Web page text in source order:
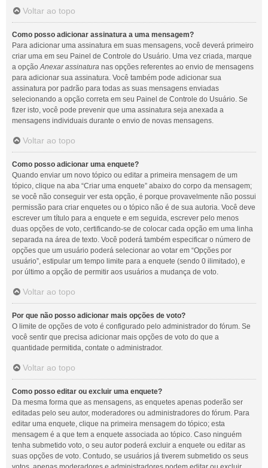
Voltar ao topo
Como posso adicionar assinatura a uma mensagem?
Para adicionar uma assinatura em suas mensagens, você deverá primeiro
criar uma em seu Painel de Controle do Usuário. Uma vez criada, marque
a opçãoAnexar assinatura nas opções referentes ao envio de mensagens
para adicionar sua assinatura. Você também pode adicionar sua
assinatura por padrão para todas as suas mensagens enviadas
selecionando a opção correta em seu Painel de Controle do Usuário. Se
fizer isto, você pode prevenir que uma assinatura seja anexada a
mensagens individuais durante o envio de novas mensagens.
Voltar ao topo
Como posso adicionar uma enquete?
Quando enviar um novo tópico ou editar a primeira mensagem de um
tópico, clique na aba “Criar uma enquete” abaixo do corpo da mensagem;
se você não conseguir ver esta opção, é porque provavelmente não possui
permissão para criar enquetes ou o tópico não é de sua autoria. Você deve
escrever um título para a enquete e em seguida, escrever pelo menos
duas opções de voto, certificando-se de colocar cada opção em uma linha
separada na área de texto. Você poderá também especificar o número de
opções que um usuário poderá selecionar ao votar em “Opções por
usuário”, estipular um tempo limite para a enquete (sendo 0 ilimitado), e
por último a opção de permitir aos usuários a mudança de voto.
Voltar ao topo
Por que não posso adicionar mais opções de voto?
O limite de opções de voto é configurado pelo administrador do fórum. Se
você sentir que precisa adicionar mais opções de voto do que a
quantidade permitida, contate o administrador.
Voltar ao topo
Como posso editar ou excluir uma enquete?
Da mesma forma que as mensagens, as enquetes apenas poderão ser
editadas pelo seu autor, moderadores ou administradores do fórum. Para
editar uma enquete, clique na primeira mensagem do tópico; esta
mensagem é a que tem a enquete associada ao tópico. Caso ninguém
tenha submetido voto, o seu autor poderá excluir a enquete ou editar as
suas opções de voto. Contudo, se usuários já tiverem submetido os seus